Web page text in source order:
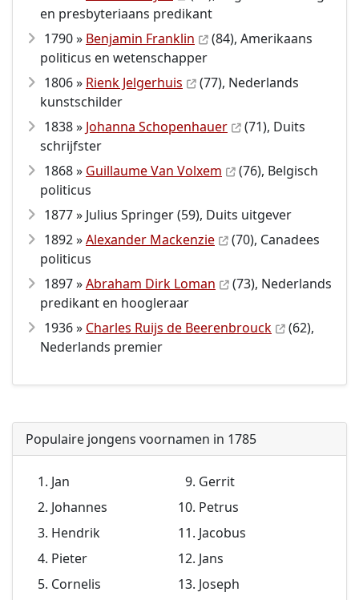
en presbyteriaans predikant
1790 » Benjamin Franklin
(84), Amerikaans
politicus en wetenschapper
1806 » Rienk Jelgerhuis
(77), Nederlands
kunstschilder
1838 » Johanna Schopenhauer
(71), Duits
schrijfster
1868 » Guillaume Van Volxem
(76), Belgisch
politicus
1877 » Julius Springer (59), Duits uitgever
1892 »Alexander Mackenzie
(70), Canadees
politicus
1897 »Abraham Dirk Loman
(73), Nederlands
predikant en hoogleraar
1936 » Charles Ruijs de Beerenbrouck
(62),
Nederlands premier
Populaire jongens voornamen in 1785
Jan
Johannes
Hendrik
Pieter
Cornelis
Gerrit
Petrus
Jacobus
Jans
Joseph